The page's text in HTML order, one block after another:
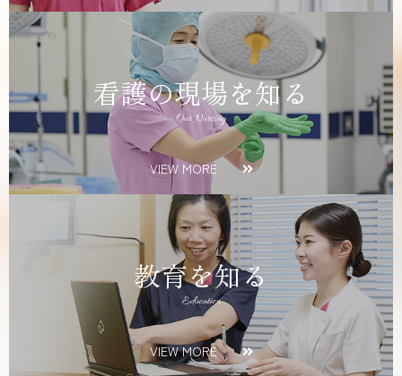
看護の現場を知る
Our Nursing
VIEW MORE
教育を知る
Education
VIEW MORE